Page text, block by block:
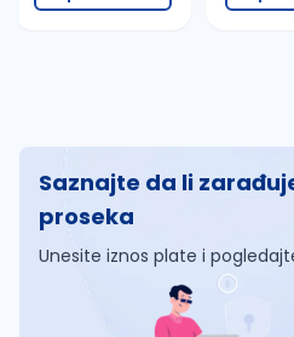
Saznajte da li
proseka
Unesite iznos plate i